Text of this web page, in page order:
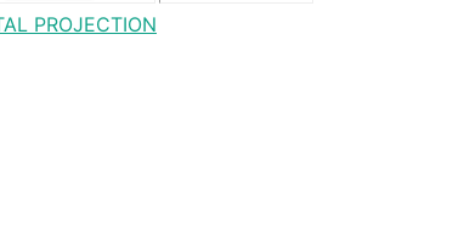
PROJECTION